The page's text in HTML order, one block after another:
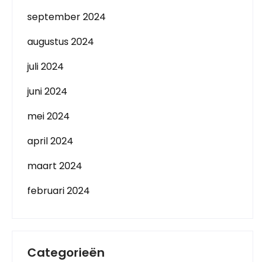
september 2024
augustus 2024
juli 2024
juni 2024
mei 2024
april 2024
maart 2024
februari 2024
Categorieën